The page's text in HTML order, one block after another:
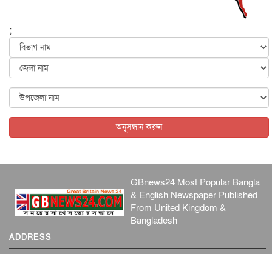
৬ আগস্ট, ২০২৬
জুলাইয়ের কৃতিত্ব নেওয়ার জন্য সবাই প্রতিযোগিতায় নেমেছে :
৬ আগস্ট, ২০২৬
৬ আগস্ট, ২০২৬
;
অনুসন্ধান করুন
GBnews24 Most Popular Bangla
& English Newspaper Published
From United Kingdom &
Bangladesh
ADDRESS